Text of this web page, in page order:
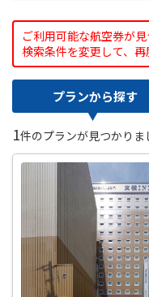
ご利用可能な航空券が見
検索条件を変更して、再
プランから探す
1件のプランが見つかりま